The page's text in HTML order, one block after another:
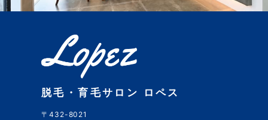
脱毛・育毛サロン ロペス
〒432-8021